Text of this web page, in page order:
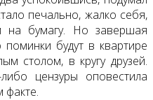
печально, жалко себя,
на бумагу. Но завершая
будут в квартире
столом, в кругу друзей.
цензуры оповестила
факте.